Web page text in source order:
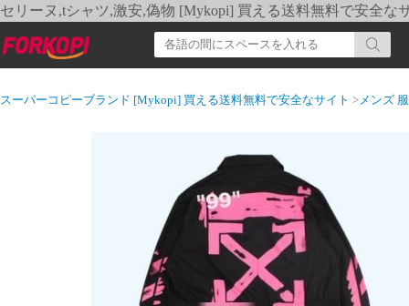
セリーヌ,tシャツ,激安,偽物 [Mykopi] 買える送料無料で安全な
スーパーコピーブランド [Mykopi] 買える送料無料で安全なサイト >メンズ 服